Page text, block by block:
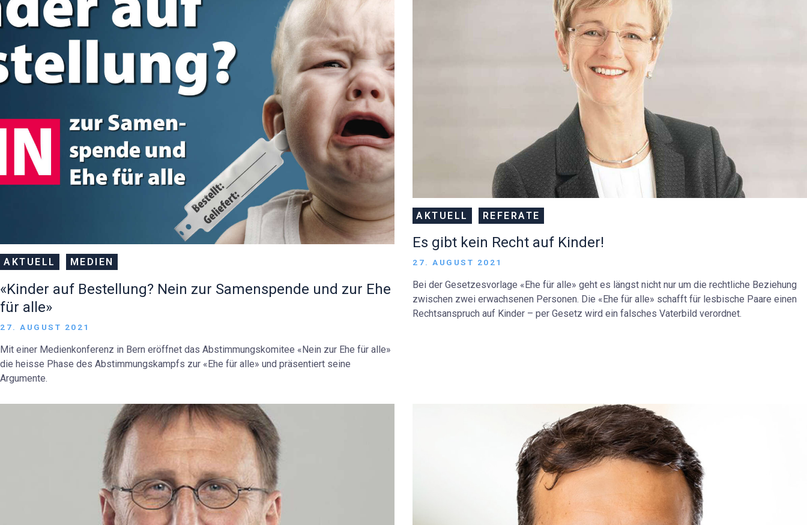
AKTUELL MEDIEN
«Kinder auf Bestellung? Nein zur Samenspende und zur Ehe
für alle»
27. AUGUST 2021
Mit einer Medienkonferenz in Bern eröffnet das Abstimmungskomitee «Nein zur Ehe für alle»
die heisse Phase des Abstimmungskampfs zur «Ehe für alle» und präsentiert seine
Argumente.
AKTUELL REFERATE
Es gibt kein Recht auf Kinder!
27. AUGUST 2021
Bei der Gesetzesvorlage «Ehe für alle» geht es längst nicht nur um die rechtliche Beziehung
zwischen zwei erwachsenen Personen. Die «Ehe für alle» schafft für lesbische Paare einen
Rechtsanspruch auf Kinder – per Gesetz wird ein falsches Vaterbild verordnet.